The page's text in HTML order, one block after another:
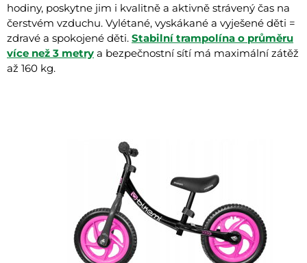
hodiny, poskytne jim i kvalitně a aktivně strávený čas na
čerstvém vzduchu. Vylétané, vyskákané a vyješené děti =
zdravé a spokojené děti. Stabilní trampolína o průměru
více než 3 metry a bezpečnostní sítí má maximální zátěž
až 160 kg.